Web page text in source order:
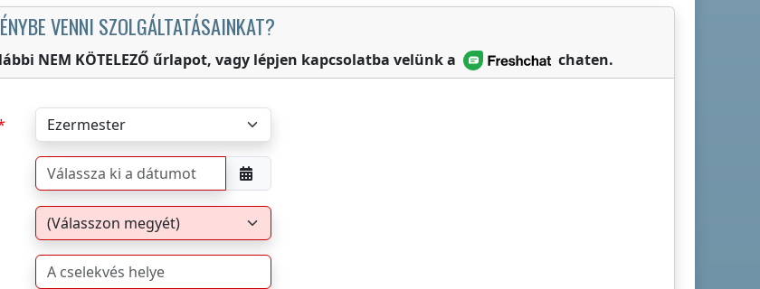
VENNI SZOLGÁLTATÁSAINKAT?
NEM KÖTELEZŐ űrlapot, vagy lépjen kapcsolatba velünk a chaten.